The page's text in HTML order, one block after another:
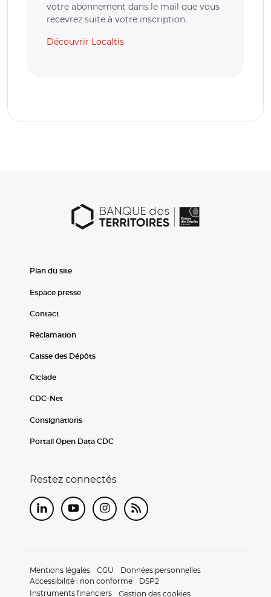
votre abonnement dans le mail que vous
recevrez suite à votre inscription.
Découvrir Localtis
Plan du site
Espace presse
Contact
Réclamation
Caisse des Dépôts
Ciclade
CDC-Net
Consignations
Portail Open Data CDC
Restez connectés
LinkedInYoutubeInstagram
RSS
Mentions légales CGU
Données personnelles
Accessibilité : non conforme
DSP2
Instruments financiers
Gestion des cookies